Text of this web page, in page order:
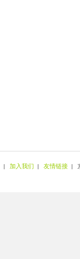
| 加入我们 | 友情链接 |